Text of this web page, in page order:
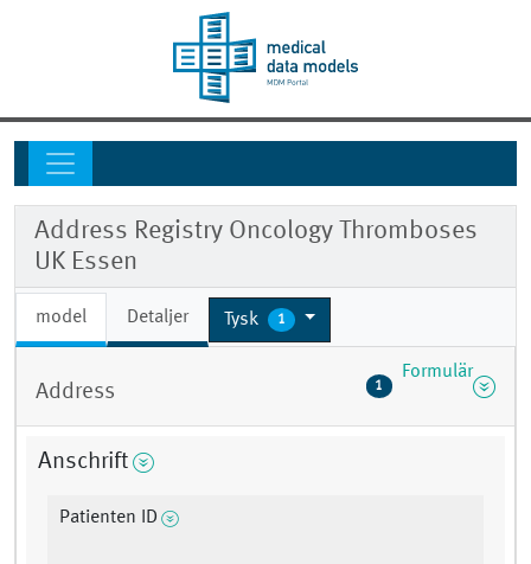
Address Registry Oncology Thromboses
UK Essen
model Detaljer Tysk 1
Address 1
Formulär
Anschrift
Patienten ID